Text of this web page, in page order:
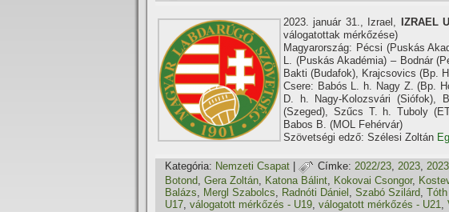
2023. január 31., Izrael, IZRAEL
válogatottak mérkőzése)
Magyarország: Pécsi (Puskás
L. (Puskás Akadémia) – Bodnár
Bakti (Budafok), Krajcsovics (Bp.
Csere: Babós L. h. Nagy Z. (Bp.
D. h. Nagy-Kolozsvári
(Szeged), Szűcs T. h. Tuboly
Babos B. (MOL Fehérvár)
Szövetségi edző: Szélesi Zoltán
Kategória: Nemzeti Csapat Címke: 2022/23, 2023,
Botond, Gera Zoltán, Katona Bálint, Kokovai Csongor,
Balázs, Mergl Szabolcs, Radnóti Dániel , Szabó Szilárd,
U17, válogatott mérkőzés - U19, válogatott mérkőzés - U21,